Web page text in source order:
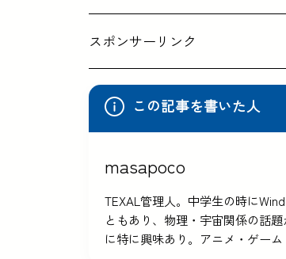
スポンサーリンク
この記事を書いた人
masapoco
TEXAL管理人。中学生の時に
ともあり、物理・宇宙関係の話
に特に興味あり。アニメ・ゲー